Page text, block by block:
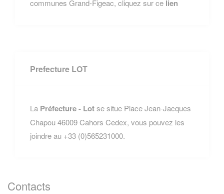
communes Grand-Figeac, cliquez sur ce lien
Prefecture LOT
La Préfecture - Lotse situe Place Jean-Jacques
Chapou 46009 Cahors Cedex, vous pouvez les
joindre au +33 (0)565231000.
Contacts